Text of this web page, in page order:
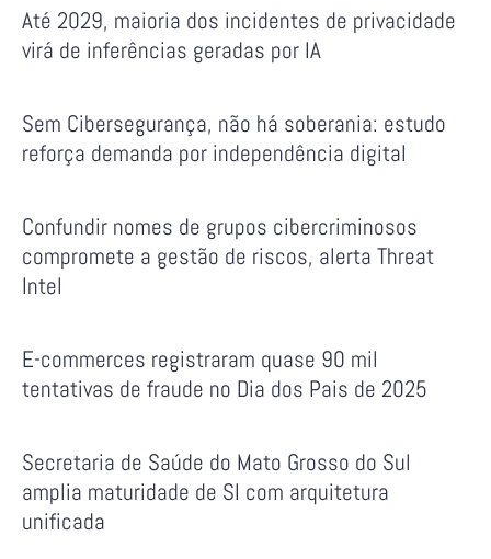
Até 2029, maioria dos incidentes de privacidade
virá de inferências geradas por IA
Sem Cibersegurança, não há soberania: estudo
reforça demanda por independência digital
Confundir nomes de grupos cibercriminosos
compromete a gestão de riscos, alerta Threat
Intel
E-commerces registraram quase 90 mil
tentativas de fraude no Dia dos Pais de 2025
Secretaria de Saúde do Mato Grosso do Sul
amplia maturidade de SI com arquitetura
unificada